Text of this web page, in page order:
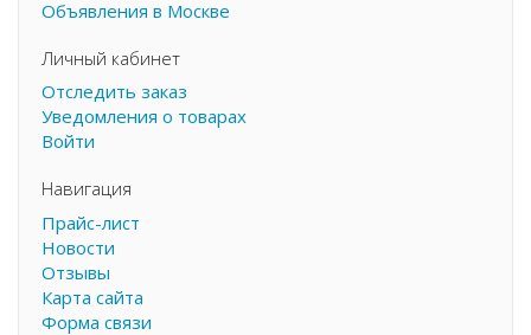
Объявления в Москве
Личный кабинет
Отследить заказ
Уведомления о товарах
Войти
Навигация
Прайс-лист
Новости
Отзывы
Карта сайта
Форма связи